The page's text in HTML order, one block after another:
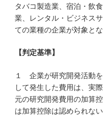
タバコ製造業、宿泊・飲
業、レンタル・ビジネス
ての業種の企業が対象とな
【判定基準】
１ 企業が研究開発活動
して発生した費用は、実
元の研究開発費用の加算
は加算控除は認められな